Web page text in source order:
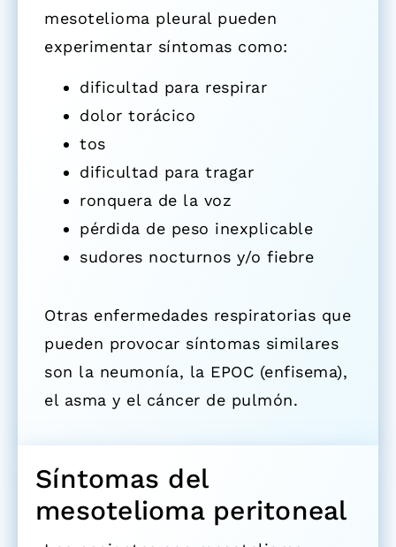
mesotelioma pleural pueden
experimentar síntomas como:
dificultad para respirar
dolor torácico
tos
dificultad para tragar
ronquera de la voz
pérdida de peso inexplicable
sudores nocturnos y/o fiebre
Otras enfermedades respiratorias que
pueden provocar síntomas similares
son la neumonía, la EPOC (enfisema),
el asma y el cáncer de pulmón.
Síntomas del
mesotelioma peritoneal